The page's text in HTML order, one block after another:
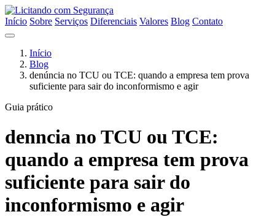
Início Sobre Serviços Diferenciais Valores Blog Contato
Início
Blog
denúncia no TCU ou TCE: quando a empresa tem prova
suficiente para sair do inconformismo e agir
Guia prático
denncia no TCU ou TCE:
quando a empresa tem prova
suficiente para sair do
inconformismo e agir